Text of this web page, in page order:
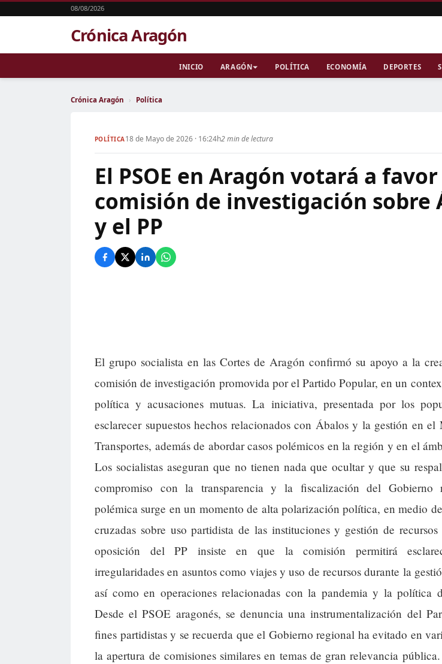
08/08/2026
Crónica Aragón
INICIO ARAGÓN POLÍTICA ECONOMÍA DEPORTES
Crónica Aragón › Política
POLÍTICA18 de Mayo de 2026 · 16:24h2 min de lectura
El PSOE en Aragón votará a
comisión de investigación sobre
y el PP
El grupo socialista en las Cortes de Aragón confirmó su apoyo a la
comisión de investigación promovida por el Partido Popular, en un
política y acusaciones mutuas. La iniciativa, presentada por los
esclarecer supuestos hechos relacionados con Ábalos y la gestión en el
Transportes, además de abordar casos polémicos en la región y en el
Los socialistas aseguran que no tienen nada que ocultar y que su
compromiso con la transparencia y la fiscalización del Gobierno
polémica surge en un momento de alta polarización política, en medio
cruzadas sobre uso partidista de las instituciones y gestión de
oposición del PP insiste en que la comisión permitirá
irregularidades en asuntos como viajes y uso de recursos durante la
así como en operaciones relacionadas con la pandemia y la política
Desde el PSOE aragonés, se denuncia una instrumentalización del
fines partidistas y se recuerda que el Gobierno regional ha evitado en
la apertura de comisiones similares en temas de gran relevancia